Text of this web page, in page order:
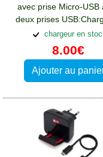
avec prise Micro-USB
deux prises
Blackberry
chargeur en
8.00€
Ajouter au